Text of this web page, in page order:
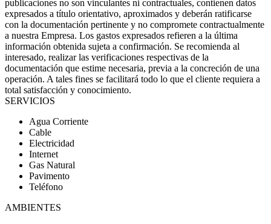
publicaciones no son vinculantes ni contractuales, contienen datos
expresados a título orientativo, aproximados y deberán ratificarse
con la documentación pertinente y no compromete contractualmente
a nuestra Empresa. Los gastos expresados refieren a la última
información obtenida sujeta a confirmación. Se recomienda al
interesado, realizar las verificaciones respectivas de la
documentación que estime necesaria, previa a la concreción de una
operación. A tales fines se facilitará todo lo que el cliente requiera a
total satisfacción y conocimiento.
SERVICIOS
Agua Corriente
Cable
Electricidad
Internet
Gas Natural
Pavimento
Teléfono
AMBIENTES